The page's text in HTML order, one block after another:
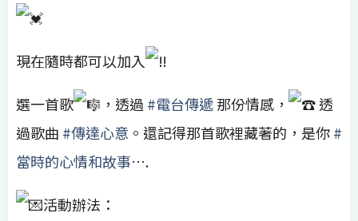
現在隨時都可以加入
選一首歌 ，透過 #電台傳遞那份情感，
透
過歌曲 #傳達心意 。還記得那首歌裡藏著的，是你#
當時的心情和故事….
活動辦法：